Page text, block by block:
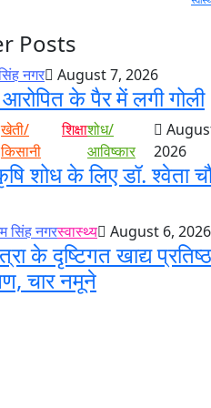
Posts
नगर August 7, 2026
के पैर में लगी गोली
खेती/
किसानी
शिक्षाशोध/
आविष्कार
2026
शोध के लिए डॉ. श्वेता
सिंह नगरस्वास्थ्य August 6, 2026
के दृष्टिगत खाद्य
चार नमूने